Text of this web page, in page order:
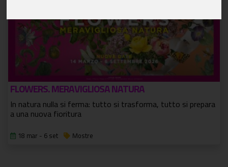
FLOWERS. MERAVIGLIOSA NATURA
In natura nulla si ferma: tutto si trasforma, tutto si prepara
a una nuova fioritura
18 mar - 6 set Mostre